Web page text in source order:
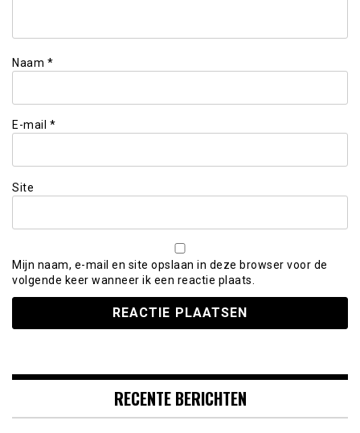
Naam *
E-mail *
Site
Mijn naam, e-mail en site opslaan in deze browser voor de
volgende keer wanneer ik een reactie plaats.
RECENTE BERICHTEN